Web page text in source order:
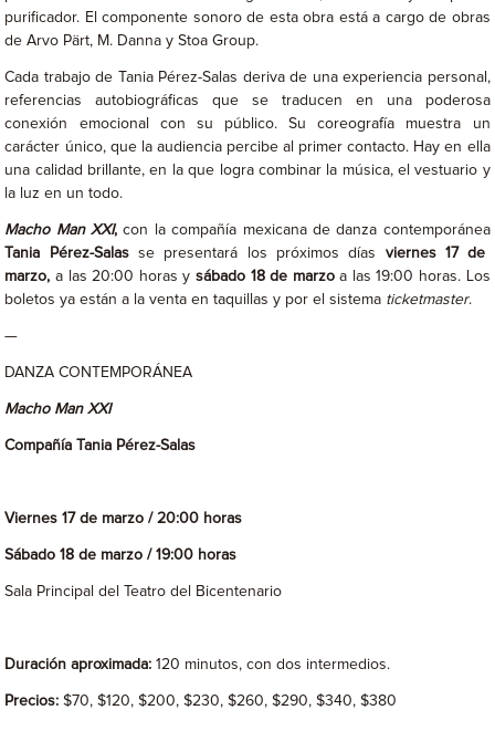
purificador. El componente sonoro de esta obra está a cargo de obras
de Arvo Pärt, M. Danna y Stoa Group.
Cada trabajo de Tania Pérez-Salas deriva de una experiencia personal,
referencias autobiográficas que se traducen en una poderosa
conexión emocional con su público. Su coreografía muestra un
carácter único, que la audiencia percibe al primer contacto. Hay en ella
una calidad brillante, en la que logra combinar la música, el vestuario y
la luz en un todo.
Macho Man XXI, con la compañía mexicana de danza contemporánea
Tania Pérez-Salasse presentará los próximos días viernes 17 de
marzo,a las 20:00 horas y sábado 18 de marzoa las 19:00 horas. Los
boletos ya están a la venta en taquillas y por el sistema ticketmaster.
—
DANZA CONTEMPORÁNEA
Macho Man XXI
Compañía Tania Pérez-Salas
Viernes 17 de marzo / 20:00 horas
Sábado 18 de marzo / 19:00 horas
Sala Principal del Teatro del Bicentenario
Duración aproximada: 120 minutos, con dos intermedios.
Precios: $70, $120, $200, $230, $260, $290, $340, $380